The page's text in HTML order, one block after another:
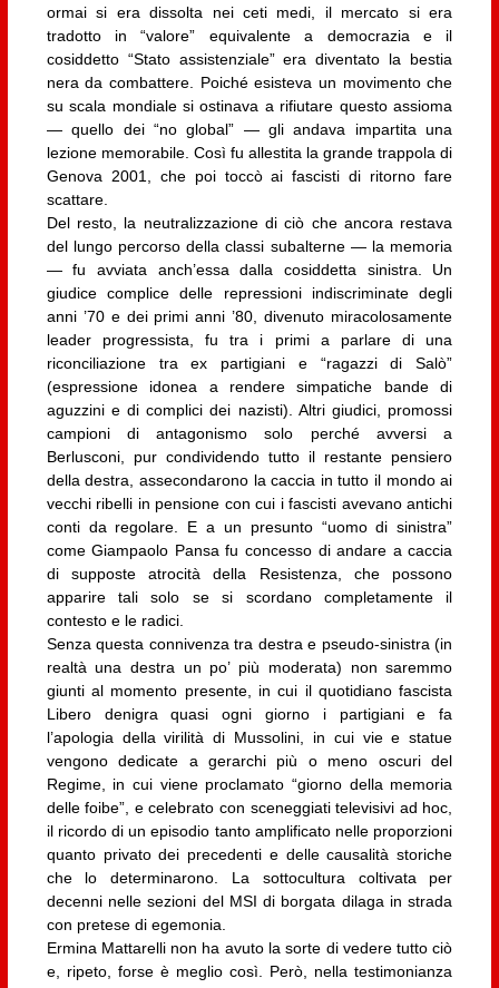
ormai si era dissolta nei ceti medi, il mercato si era
tradotto in “valore” equivalente a democrazia e il
cosiddetto “Stato assistenziale” era diventato la bestia
nera da combattere. Poiché esisteva un movimento che
su scala mondiale si ostinava a rifiutare questo assioma
— quello dei “no global” — gli andava impartita una
lezione memorabile. Così fu allestita la grande trappola di
Genova 2001, che poi toccò ai fascisti di ritorno fare
scattare.
Del resto, la neutralizzazione di ciò che ancora restava
del lungo percorso della classi subalterne — la memoria
— fu avviata anch’essa dalla cosiddetta sinistra. Un
giudice complice delle repressioni indiscriminate degli
anni ’70 e dei primi anni ’80, divenuto miracolosamente
leader progressista, fu tra i primi a parlare di una
riconciliazione tra ex partigiani e “ragazzi di Salò”
(espressione idonea a rendere simpatiche bande di
aguzzini e di complici dei nazisti). Altri giudici, promossi
campioni di antagonismo solo perché avversi a
Berlusconi, pur condividendo tutto il restante pensiero
della destra, assecondarono la caccia in tutto il mondo ai
vecchi ribelli in pensione con cui i fascisti avevano antichi
conti da regolare. E a un presunto “uomo di sinistra”
come Giampaolo Pansa fu concesso di andare a caccia
di supposte atrocità della Resistenza, che possono
apparire tali solo se si scordano completamente il
contesto e le radici.
Senza questa connivenza tra destra e pseudo-sinistra (in
realtà una destra un po’ più moderata) non saremmo
giunti al momento presente, in cui il quotidiano fascista
Libero denigra quasi ogni giorno i partigiani e fa
l’apologia della virilità di Mussolini, in cui vie e statue
vengono dedicate a gerarchi più o meno oscuri del
Regime, in cui viene proclamato “giorno della memoria
delle foibe”, e celebrato con sceneggiati televisivi ad hoc,
il ricordo di un episodio tanto amplificato nelle proporzioni
quanto privato dei precedenti e delle causalità storiche
che lo determinarono. La sottocultura coltivata per
decenni nelle sezioni del MSI di borgata dilaga in strada
con pretese di egemonia.
Ermina Mattarelli non ha avuto la sorte di vedere tutto ciò
e, ripeto, forse è meglio così. Però, nella testimonianza